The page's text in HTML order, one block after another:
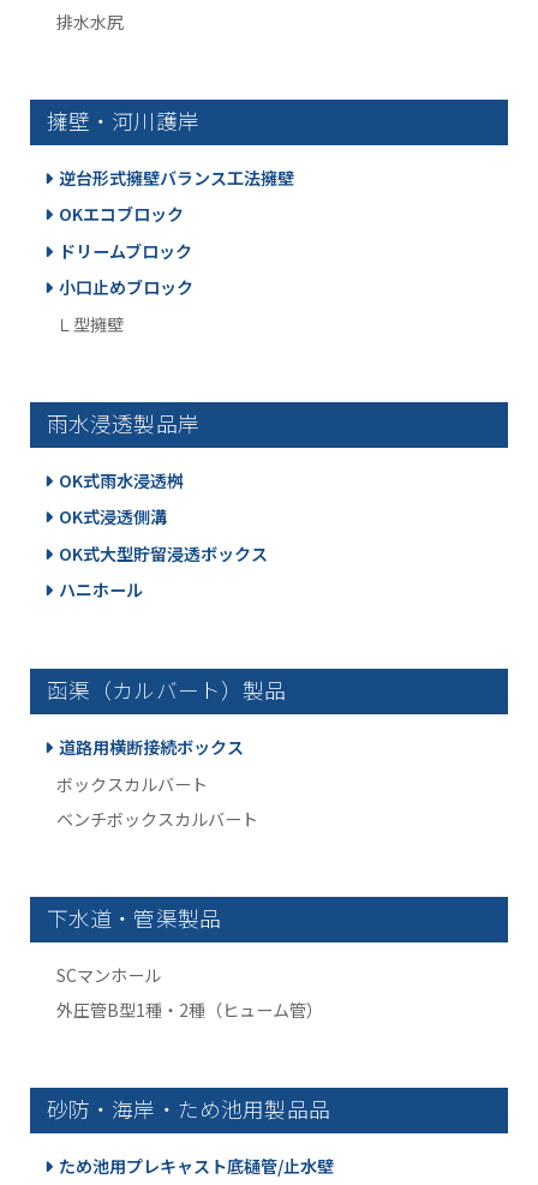
排水水尻
擁壁・河川護岸
逆台形式擁壁バランス工法擁壁
OKエコブロック
ドリームブロック
小口止めブロック
Ｌ型擁壁
雨水浸透製品岸
OK式雨水浸透桝
OK式浸透側溝
OK式大型貯留浸透ボックス
ハニホール
函渠（カルバート）製品
道路用横断接続ボックス
ボックスカルバート
ベンチボックスカルバート
下水道・管渠製品
SCマンホール
外圧管B型1種・2種（ヒューム管）
砂防・海岸・ため池用製品品
ため池用プレキャスト底樋管/止水壁